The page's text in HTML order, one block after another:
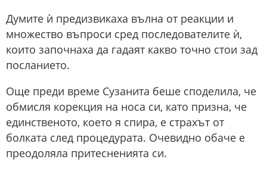
Думите ѝ предизвикаха вълна от реакции и
множество въпроси сред последователите ѝ,
които започнаха да гадаят какво точно стои зад
посланието.
Още преди време Сузанита беше споделила, че
обмисля корекция на носа си, като призна, че
единственото, което я спира, е страхът от
болката след процедурата. Очевидно обаче е
преодоляла притесненията си.